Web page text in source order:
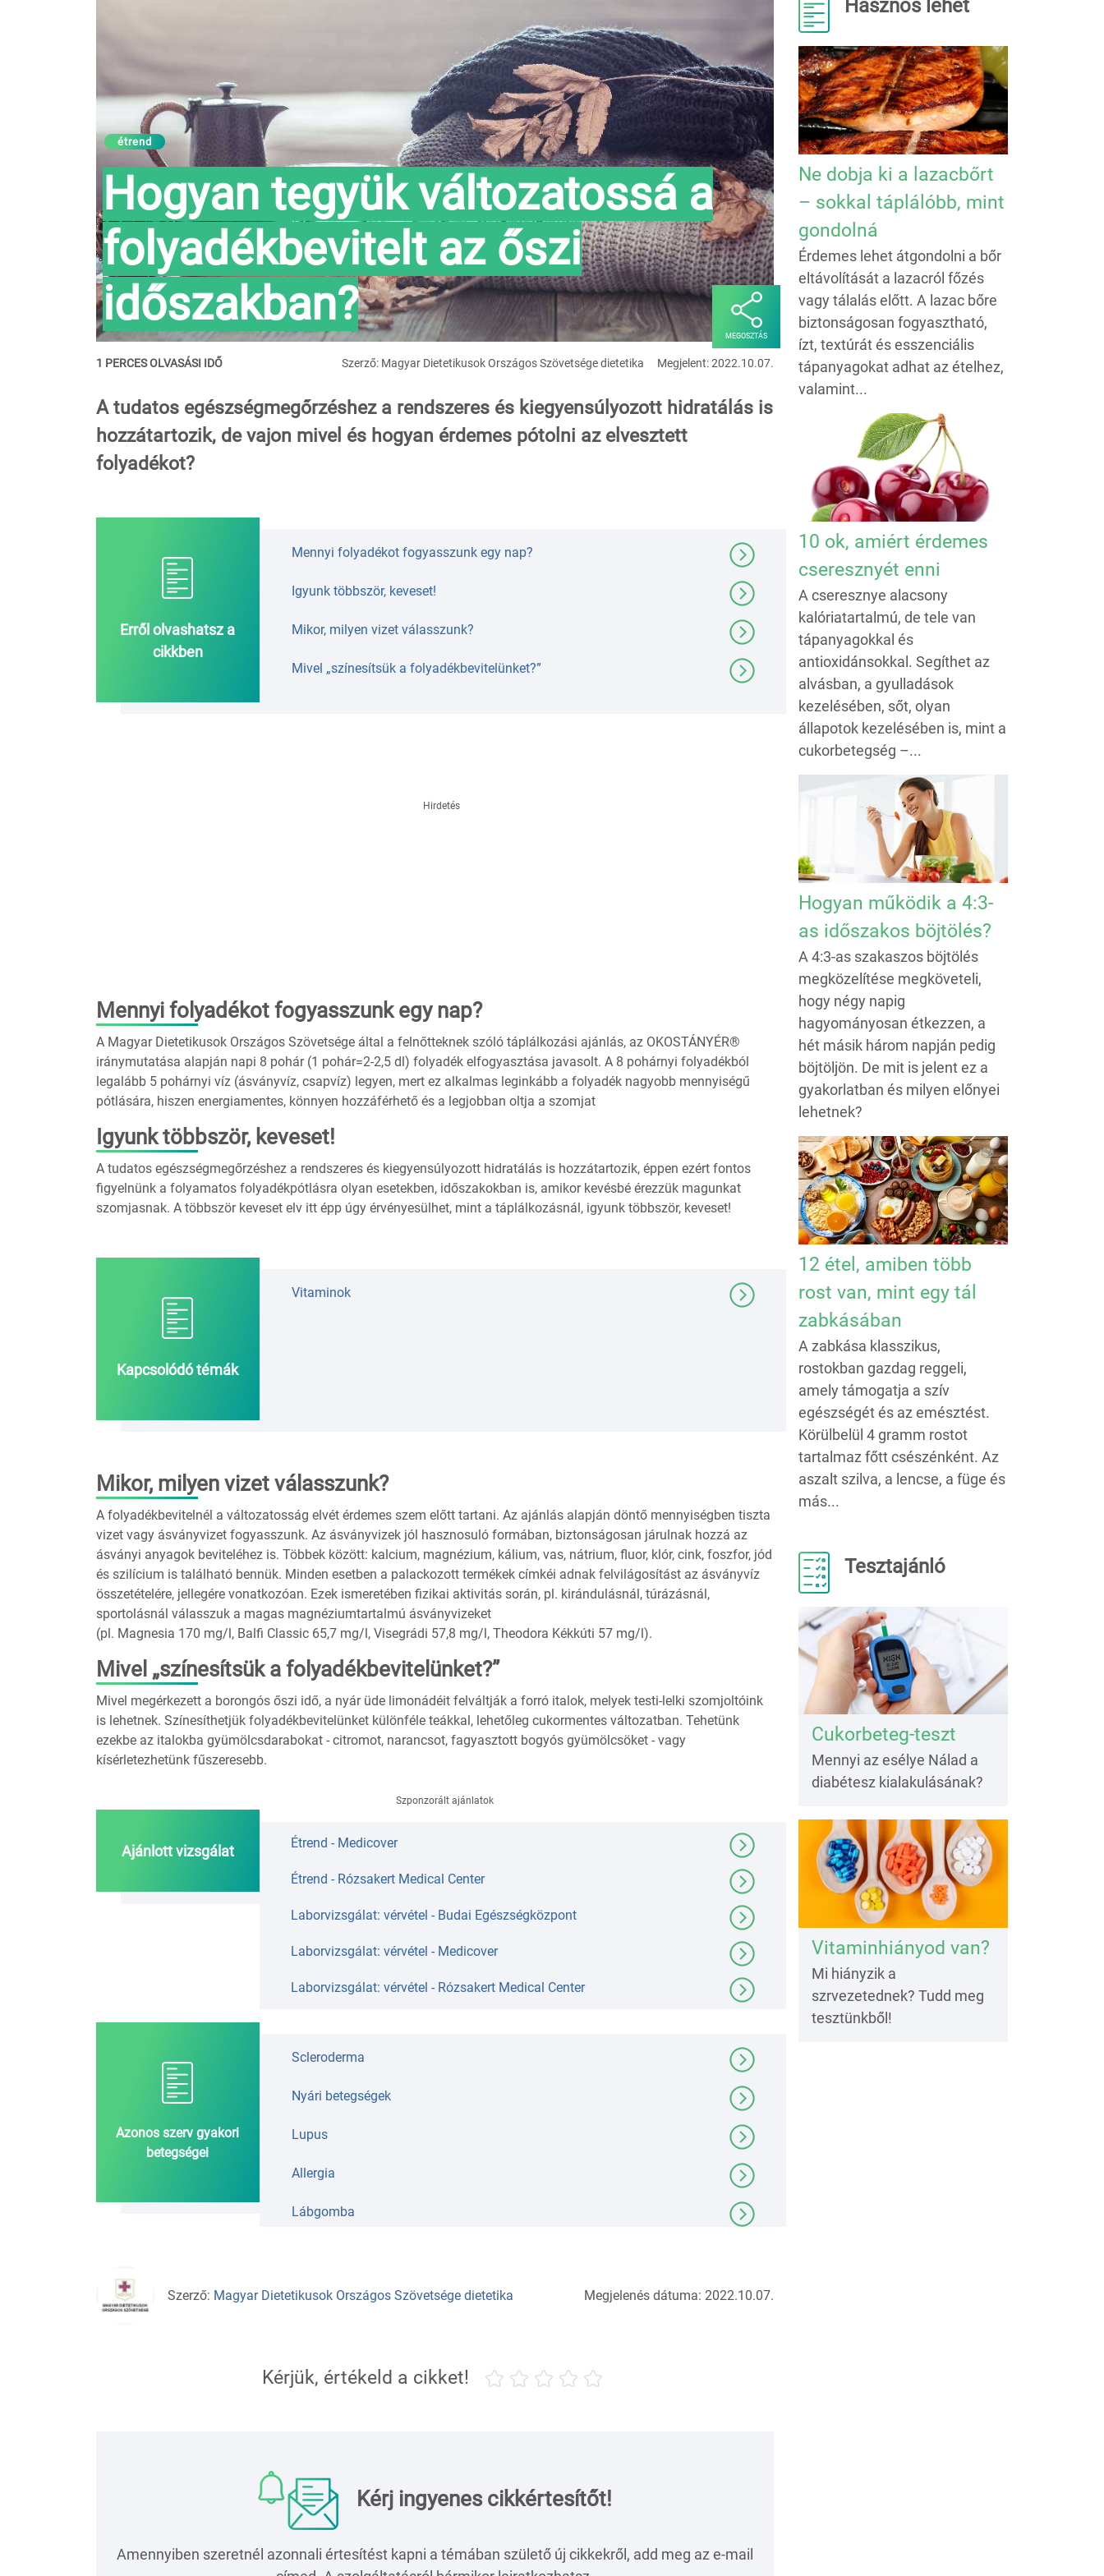
étrend
Hogyan tegyük változatossá a
folyadékbevitelt az őszi
időszakban?
MEGOSZTÁS
1 PERCES OLVASÁSI IDŐ Megjelent: 2022.10.07.
Szerző: Magyar Dietetikusok Országos Szövetsége dietetika
A tudatos egészségmegőrzéshez a rendszeres és kiegyensúlyozott hidratálás is
hozzátartozik, de vajon mivel és hogyan érdemes pótolni az elvesztett
folyadékot?
Erről olvashatsz a
cikkben
Mennyi folyadékot fogyasszunk egy nap?
Igyunk többször, keveset!
Mikor, milyen vizet válasszunk?
Mivel „színesítsük a folyadékbevitelünket?”
Hirdetés
Mennyi folyadékot fogyasszunk egy nap?
A Magyar Dietetikusok Országos Szövetsége által a felnőtteknek szóló táplálkozási ajánlás, az OKOSTÁNYÉR®
iránymutatása alapján napi 8 pohár (1 pohár=2-2,5 dl) folyadék elfogyasztása javasolt. A 8 pohárnyi folyadékból
legalább 5 pohárnyi víz (ásványvíz, csapvíz) legyen, mert ez alkalmas leginkább a folyadék nagyobb mennyiségű
pótlására, hiszen energiamentes, könnyen hozzáférhető és a legjobban oltja a szomjat
Igyunk többször, keveset!
A tudatos egészségmegőrzéshez a rendszeres és kiegyensúlyozott hidratálás is hozzátartozik, éppen ezért fontos
figyelnünk a folyamatos folyadékpótlásra olyan esetekben, időszakokban is, amikor kevésbé érezzük magunkat
szomjasnak. A többször keveset elv itt épp úgy érvényesülhet, mint a táplálkozásnál, igyunk többször, keveset!
Kapcsolódó témák
Vitaminok
Mikor, milyen vizet válasszunk?
A folyadékbevitelnél a változatosság elvét érdemes szem előtt tartani. Az ajánlás alapján döntő mennyiségben tiszta
vizet vagy ásványvizet fogyasszunk. Az ásványvizek jól hasznosuló formában, biztonságosan járulnak hozzá az
ásványi anyagok beviteléhez is. Többek között: kalcium, magnézium, kálium, vas, nátrium, fluor, klór, cink, foszfor, jód
és szilícium is található bennük. Minden esetben a palackozott termékek címkéi adnak felvilágosítást az ásványvíz
összetételére, jellegére vonatkozóan. Ezek ismeretében fizikai aktivitás során, pl. kirándulásnál, túrázásnál,
sportolásnál válasszuk a magas magnéziumtartalmú ásványvizeket
(pl. Magnesia 170 mg/l, Balfi Classic 65,7 mg/l, Visegrádi 57,8 mg/l, Theodora Kékkúti 57 mg/l).
Mivel „színesítsük a folyadékbevitelünket?”
Mivel megérkezett a borongós őszi idő, a nyár üde limonádéit felváltják a forró italok, melyek testi-lelki szomjoltóink
is lehetnek. Színesíthetjük folyadékbevitelünket különféle teákkal, lehetőleg cukormentes változatban. Tehetünk
ezekbe az italokba gyümölcsdarabokat - citromot, narancsot, fagyasztott bogyós gyümölcsöket - vagy
kísérletezhetünk fűszeresebb.
Ajánlott vizsgálat
Szponzorált ajánlatok
Étrend - Medicover
Étrend - Rózsakert Medical Center
Laborvizsgálat: vérvétel - Budai Egészségközpont
Laborvizsgálat: vérvétel - Medicover
Laborvizsgálat: vérvétel - Rózsakert Medical Center
Azonos szerv gyakori
betegségei
Scleroderma
Nyári betegségek
Lupus
Allergia
Lábgomba
Szerző: Magyar Dietetikusok Országos Szövetsége dietetika Megjelenés dátuma: 2022.10.07.
Kérjük, értékeld a cikket!
Kérj ingyenes cikkértesítőt!
Amennyiben szeretnél azonnali értesítést kapni a témában születő új cikkekről, add meg az e-mail
Hasznos lehet
Ne dobja ki a lazacbőrt
– sokkal táplálóbb, mint
gondolná
Érdemes lehet átgondolni a bőr
eltávolítását a lazacról főzés
vagy tálalás előtt. A lazac bőre
biztonságosan fogyasztható,
ízt, textúrát és esszenciális
tápanyagokat adhat az ételhez,
valamint...
10 ok, amiért érdemes
cseresznyét enni
A cseresznye alacsony
kalóriatartalmú, de tele van
tápanyagokkal és
antioxidánsokkal. Segíthet az
alvásban, a gyulladások
kezelésében, sőt, olyan
állapotok kezelésében is, mint a
cukorbetegség –...
Hogyan működik a 4:3-
as időszakos böjtölés?
A 4:3-as szakaszos böjtölés
megközelítése megköveteli,
hogy négy napig
hagyományosan étkezzen, a
hét másik három napján pedig
böjtöljön. De mit is jelent ez a
gyakorlatban és milyen előnyei
lehetnek?
12 étel, amiben több
rost van, mint egy tál
zabkásában
A zabkása klasszikus,
rostokban gazdag reggeli,
amely támogatja a szív
egészségét és az emésztést.
Körülbelül 4 gramm rostot
tartalmaz főtt csészénként. Az
aszalt szilva, a lencse, a füge és
más...
Tesztajánló
Cukorbeteg-teszt
Mennyi az esélye Nálad a
diabétesz kialakulásának?
Vitaminhiányod van?
Mi hiányzik a
szrvezetednek? Tudd meg
tesztünkből!